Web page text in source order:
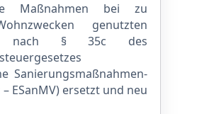
Maßnahmen bei zu
genutzten
nach § 35c des
Sanierungsmaßnahmen-
ESanMV) ersetzt und neu